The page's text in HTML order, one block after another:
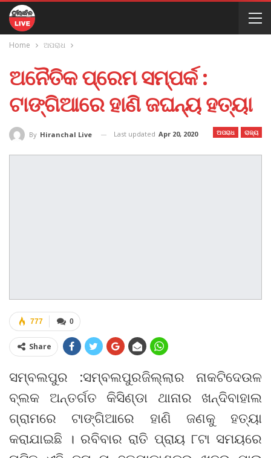
Home ଅପରାଧ
ଅନୈତିକ ପ୍ରେମ ସମ୍ପର୍କ :
ଟାଙ୍ଗିଆରେ ହାଣି ଜଘନ୍ୟ ହତ୍ୟା
ଅପରାଧ ରାଜ୍ୟ
By Hiranchal Live Last updated Apr 20, 2020
0
777
Share
ସମ୍ବଲପୁର :ସମ୍ବଲପୁରଜିଲ୍ଲାର ନାକଟିଦେଉଳ
ବ୍ଲକ ଅନ୍ତର୍ଗତ କିସିଣ୍ଡା ଥାନାର ଖନ୍ଦିବାହାଲ
ଗ୍ରାମରେ ଟାଙ୍ଗିଆରେ ହାଣି ଜଣକୁ ହତ୍ୟା
କରାଯାଇଛି । ରବିବାର ରାତି ପ୍ରାୟ ୮ଟା ସମୟରେ